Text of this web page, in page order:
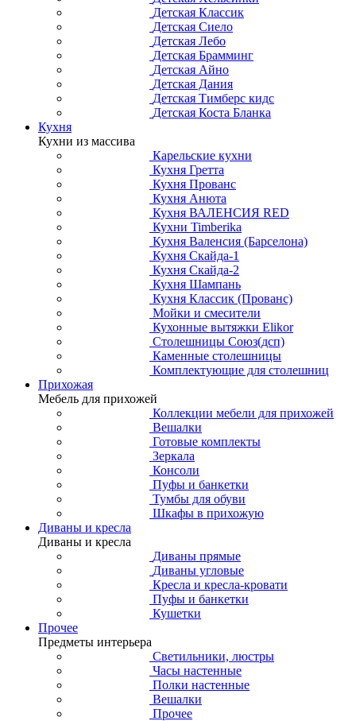
Детская Классик
Детская Сиело
Детская Лебо
Детская Брамминг
Детская Айно
Детская Дания
Детская Тимберс кидс
Детская Коста Бланка
Кухня
Кухни из массива
Карельские кухни
Кухня Гретта
Кухня Прованс
Кухня Анюта
Кухня ВАЛЕНСИЯ RED
Кухни Timberika
Кухня Валенсия (Барселона)
Кухня Скайда-1
Кухня Скайда-2
Кухня Шампань
Кухня Классик (Прованс)
Мойки и смесители
Кухонные вытяжки Elikor
Столешницы Союз(дсп)
Каменные столешницы
Комплектующие для столешниц
Прихожая
Мебель для прихожей
Коллекции мебели для прихожей
Вешалки
Готовые комплекты
Зеркала
Консоли
Пуфы и банкетки
Тумбы для обуви
Шкафы в прихожую
Диваны и кресла
Диваны и кресла
Диваны прямые
Диваны угловые
Кресла и кресла-кровати
Пуфы и банкетки
Кушетки
Прочее
Предметы интерьера
Светильники, люстры
Часы настенные
Полки настенные
Вешалки
Прочее